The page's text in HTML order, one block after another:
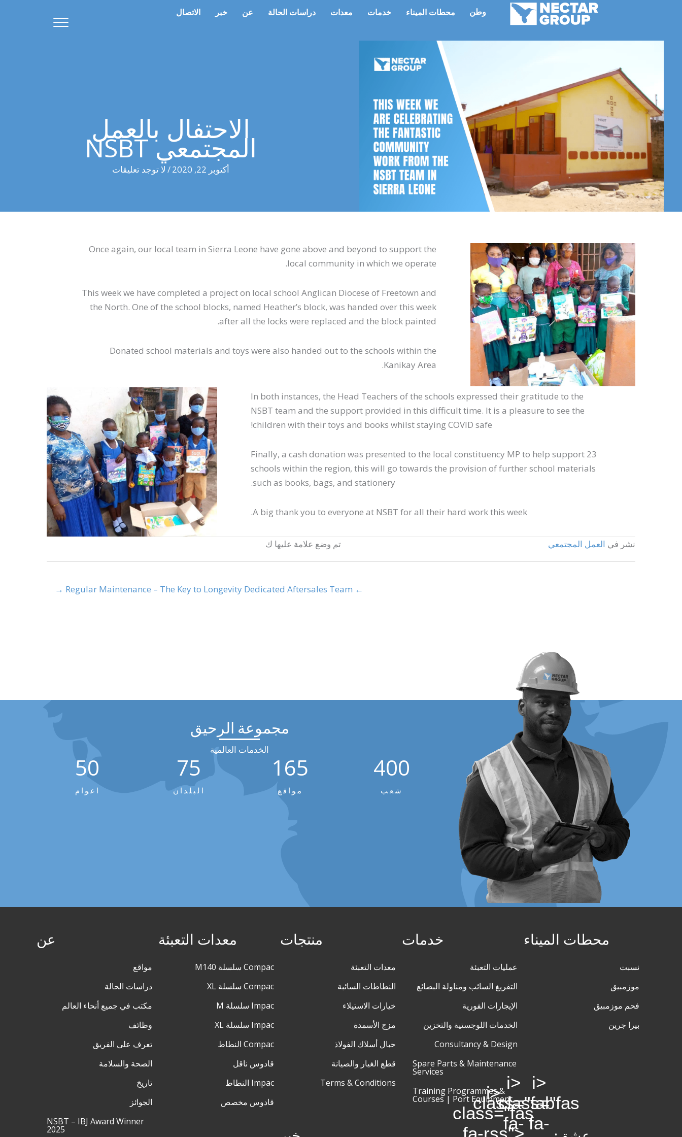
وطن محطات الميناء خدمات معدات دراسات الحالة عن خبر الاتصال
الاحتفال بالعمل
المجتمعي NSBT
أكتوبر 22, 2020 / لا توجد تعليقات
Once again, our local team in Sierra Leone have gone above and beyond to support the
local community in which we operate.
This week we have completed a project on local school Anglican Diocese of Freetown and
the North. One of the school blocks, named Heather’s block, was handed over this week
after all the locks were replaced and the block painted.
Donated school materials and toys were also handed out to the schools within the
Kanikay Area.
In both instances, the Head Teachers of the schools expressed their gratitude to the
NSBT team and the support provided in this difficult time. It is a pleasure to see the
children with their toys and books whilst staying COVID safe!
Finally, a cash donation was presented to the local constituency MP to help support 23
schools within the region, this will go towards the provision of further school materials
such as books, bags, and stationery.
A big thank you to everyone at NSBT for all their hard work this week.
نشر في العمل المجتمعي تم وضع علامة عليها ك
← Dedicated Aftersales Team
Regular Maintenance – The Key to Longevity →
مجموعة الرحيق
الخدمات العالمية
400
شعب
165
مواقع
75
البلدان
50
اعوام
محطات الميناء
نسبت
موزمبيق
فحم موزمبيق
بيرا جرين
خدمات
عمليات التعبئة
التفريغ السائب ومناولة البضائع
الإيجارات الفورية
الخدمات اللوجستية والتخزين
Consultancy & Design
Spare Parts & Maintenance
Services
Training Programmes &
Courses | Port Equipment
منتجات
معدات التعبئة
النطاطات السائبة
خيارات الاستيلاء
مزج الأسمدة
حبال أسلاك الفولاذ
قطع الغيار والصيانة
Terms & Conditions
<i
class="fas
fa-
<i
class="fab
fa-
<i
class="fas
fa-rss">
معدات التعبئة
Compac سلسلة M140
Compac سلسلة XL
Impac سلسلة M
Impac سلسلة XL
Compac النطاط
قادوس ناقل
Impac النطاط
قادوس مخصص
عن
مواقع
دراسات الحالة
مكتب في جميع أنحاء العالم
وظائف
تعرف على الفريق
الصحة والسلامة
تاريخ
الجوائز
NSBT – IBJ Award Winner
2025